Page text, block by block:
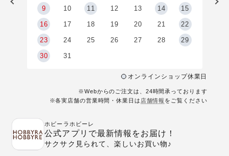
9 10 11 12 13 14 15
16 17 18 19 20 21 22
23 24 25 26 27 28 29
30 31
オンラインショップ休業日
※Webからのご注文は、24時間承っております
※各実店舗の営業時間・休業日は 店舗情報 をご覧ください
ホビーラホビーレ
公式アプリで最新情報をお届け！
サクサク見られて、楽しいお買い物♪